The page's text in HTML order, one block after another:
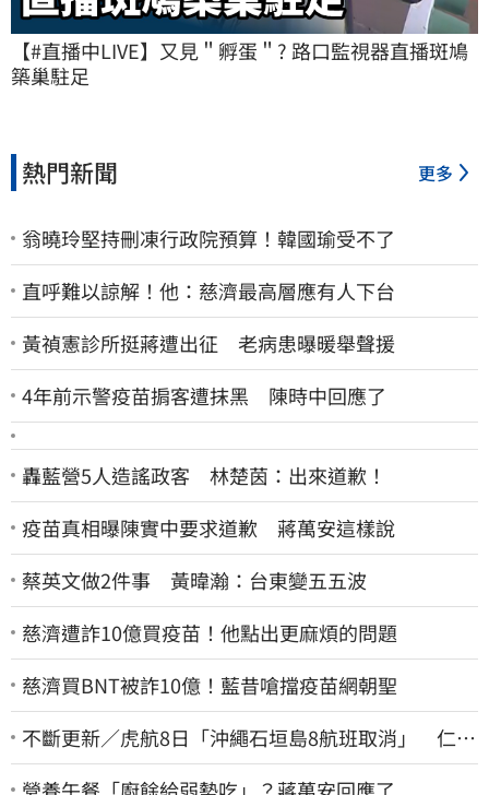
【#直播中LIVE】又見＂孵蛋＂? 路口監視器直播斑鳩
築巢駐足
熱門新聞 更多
翁曉玲堅持刪凍行政院預算！韓國瑜受不了
直呼難以諒解！他：慈濟最高層應有人下台
黃禎憲診所挺蔣遭出征 老病患曝暖舉聲援
4年前示警疫苗掮客遭抹黑 陳時中回應了
轟藍營5人造謠政客 林楚茵：出來道歉！
疫苗真相曝陳實中要求道歉 蔣萬安這樣說
蔡英文做2件事 黃暐瀚：台東變五五波
慈濟遭詐10億買疫苗！他點出更麻煩的問題
慈濟買BNT被詐10億！藍昔嗆擋疫苗網朝聖
不斷更新／虎航8日「沖繩石垣島8航班取消」 仁川
返台班機提前1天起飛
營養午餐「廚餘給弱勢吃」？蔣萬安回應了